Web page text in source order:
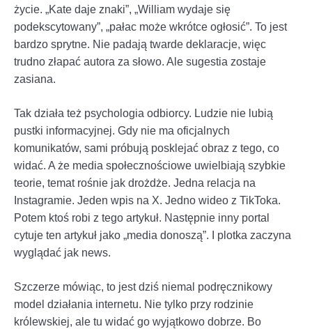
życie. „Kate daje znaki”, „William wydaje się
podekscytowany”, „pałac może wkrótce ogłosić”. To jest
bardzo sprytne. Nie padają twarde deklaracje, więc
trudno złapać autora za słowo. Ale sugestia zostaje
zasiana.
Tak działa też psychologia odbiorcy. Ludzie nie lubią
pustki informacyjnej. Gdy nie ma oficjalnych
komunikatów, sami próbują posklejać obraz z tego, co
widać. A że media społecznościowe uwielbiają szybkie
teorie, temat rośnie jak drożdże. Jedna relacja na
Instagramie. Jeden wpis na X. Jedno wideo z TikToka.
Potem ktoś robi z tego artykuł. Następnie inny portal
cytuje ten artykuł jako „media donoszą”. I plotka zaczyna
wyglądać jak news.
Szczerze mówiąc, to jest dziś niemal podręcznikowy
model działania internetu. Nie tylko przy rodzinie
królewskiej, ale tu widać go wyjątkowo dobrze. Bo